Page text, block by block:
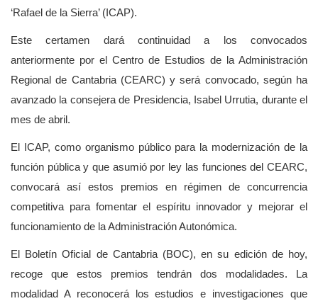
‘Rafael de la Sierra’ (ICAP).
Este certamen dará continuidad a los convocados
anteriormente por el Centro de Estudios de la Administración
Regional de Cantabria (CEARC) y será convocado, según ha
avanzado la consejera de Presidencia, Isabel Urrutia, durante el
mes de abril.
El ICAP, como organismo público para la modernización de la
función pública y que asumió por ley las funciones del CEARC,
convocará así estos premios en régimen de concurrencia
competitiva para fomentar el espíritu innovador y mejorar el
funcionamiento de la Administración Autonómica.
El Boletín Oficial de Cantabria (BOC), en su edición de hoy,
recoge que estos premios tendrán dos modalidades. La
modalidad A reconocerá los estudios e investigaciones que